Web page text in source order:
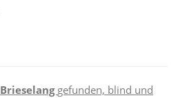
Brieselang gefunden, blind und